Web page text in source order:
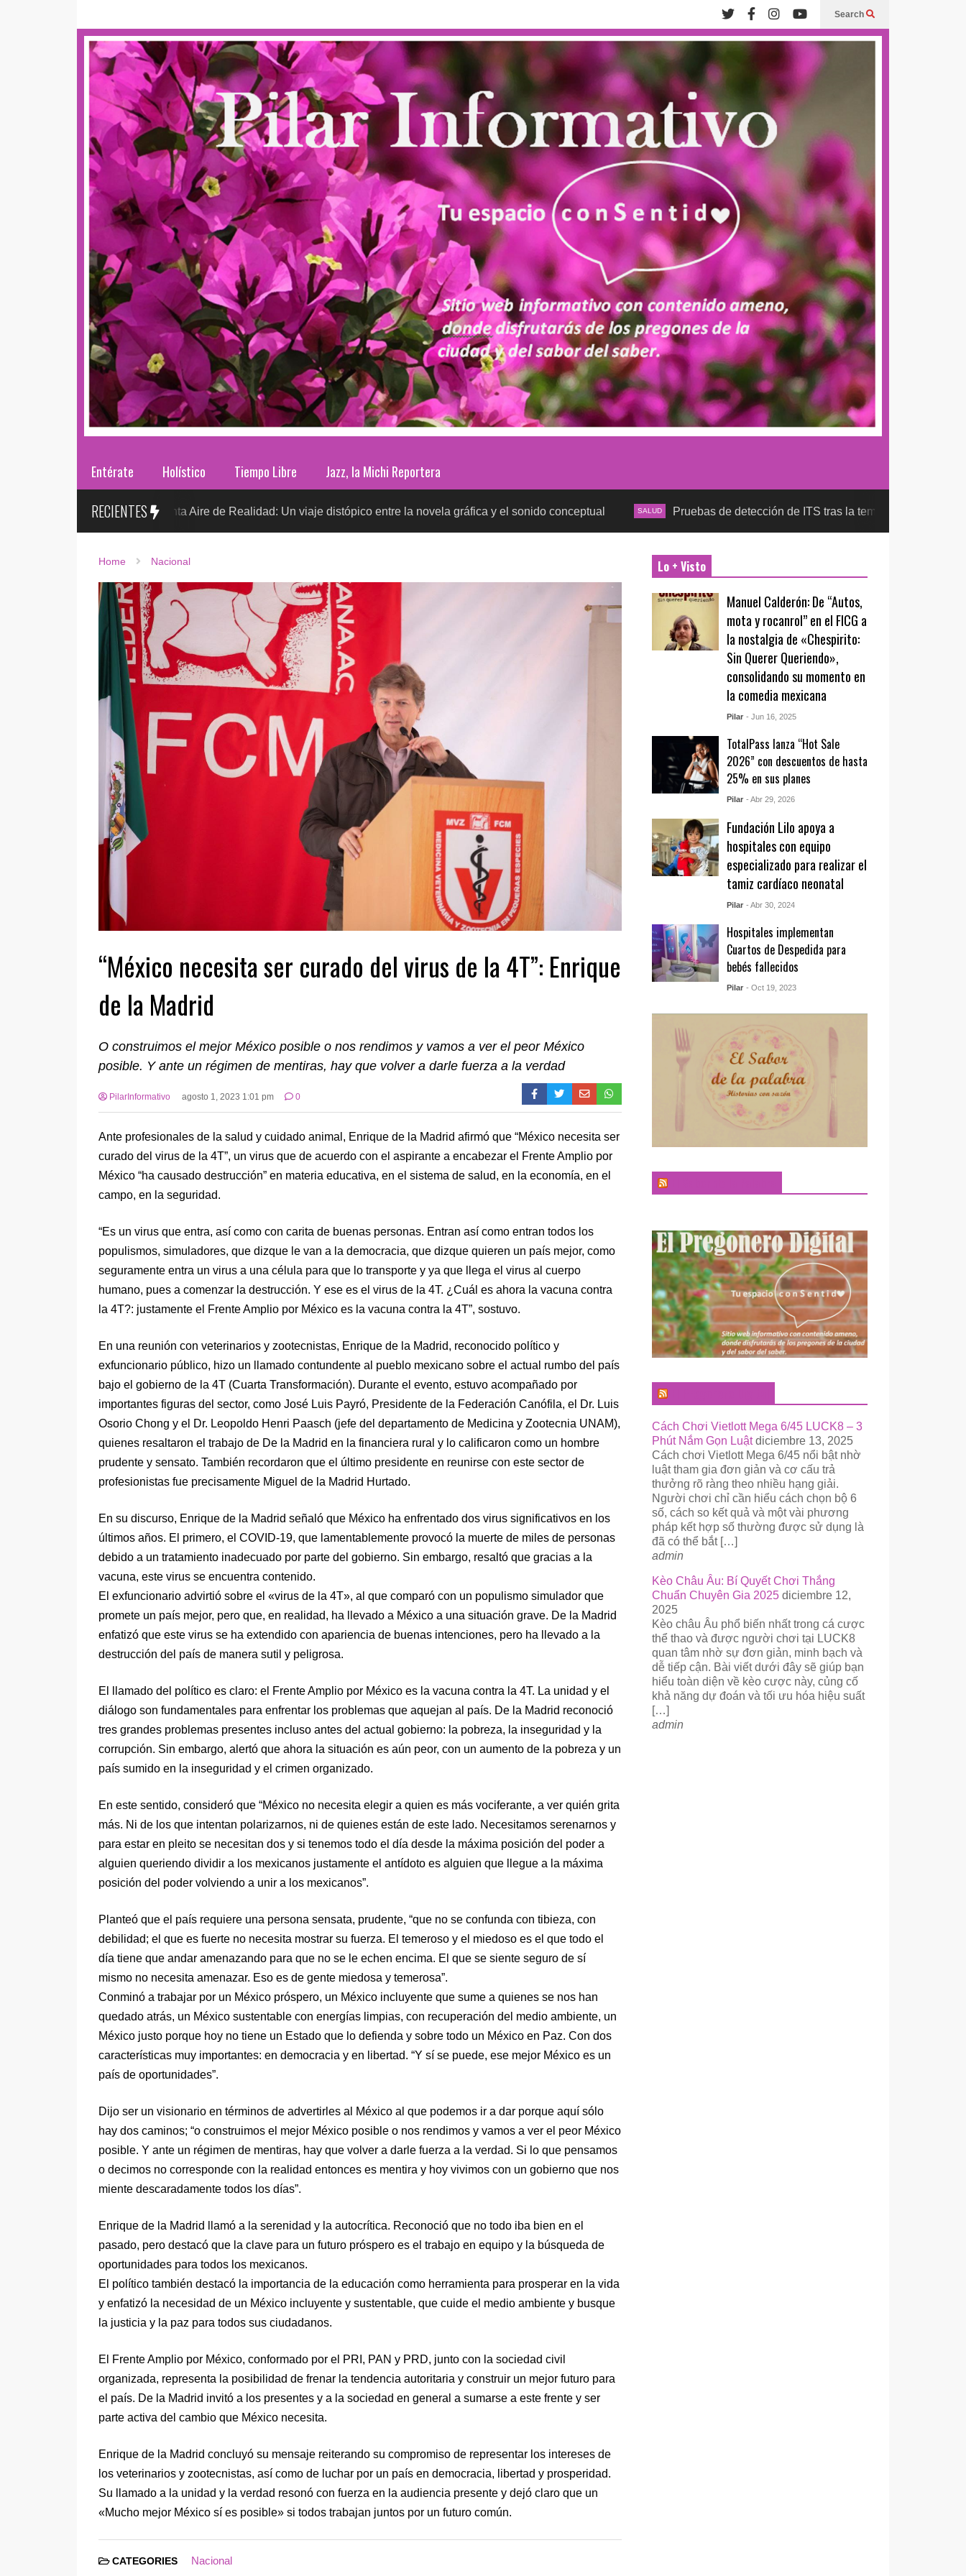
Search
Entérate Holístico Tiempo Libre Jazz, la Michi Reportera
RECIENTES
González presenta Aire de Realidad: Un viaje distópico entre la novela gráfica y el sonido conceptual SALUD Pruebas de detección de ITS tras la temporada futbolera, aseguran la
Home Nacional
“México necesita ser curado del virus de la 4T”: Enrique
de la Madrid
O construimos el mejor México posible o nos rendimos y vamos a ver el peor México
posible. Y ante un régimen de mentiras, hay que volver a darle fuerza a la verdad
PilarInformativo agosto 1, 2023 1:01 pm 0
Ante profesionales de la salud y cuidado animal, Enrique de la Madrid afirmó que “México necesita ser
curado del virus de la 4T”, un virus que de acuerdo con el aspirante a encabezar el Frente Amplio por
México “ha causado destrucción” en materia educativa, en el sistema de salud, en la economía, en el
campo, en la seguridad.
“Es un virus que entra, así como con carita de buenas personas. Entran así como entran todos los
populismos, simuladores, que dizque le van a la democracia, que dizque quieren un país mejor, como
seguramente entra un virus a una célula para que lo transporte y ya que llega el virus al cuerpo
humano, pues a comenzar la destrucción. Y ese es el virus de la 4T. ¿Cuál es ahora la vacuna contra
la 4T?: justamente el Frente Amplio por México es la vacuna contra la 4T”, sostuvo.
En una reunión con veterinarios y zootecnistas, Enrique de la Madrid, reconocido político y
exfuncionario público, hizo un llamado contundente al pueblo mexicano sobre el actual rumbo del país
bajo el gobierno de la 4T (Cuarta Transformación). Durante el evento, estuvo acompañado por
importantes figuras del sector, como José Luis Payró, Presidente de la Federación Canófila, el Dr. Luis
Osorio Chong y el Dr. Leopoldo Henri Paasch (jefe del departamento de Medicina y Zootecnia UNAM),
quienes resaltaron el trabajo de De la Madrid en la financiera rural y lo calificaron como un hombre
prudente y sensato. También recordaron que el último presidente en reunirse con este sector de
profesionistas fue precisamente Miguel de la Madrid Hurtado.
En su discurso, Enrique de la Madrid señaló que México ha enfrentado dos virus significativos en los
últimos años. El primero, el COVID-19, que lamentablemente provocó la muerte de miles de personas
debido a un tratamiento inadecuado por parte del gobierno. Sin embargo, resaltó que gracias a la
vacuna, este virus se encuentra contenido.
El exfuncionario advirtió sobre el «virus de la 4T», al que comparó con un populismo simulador que
promete un país mejor, pero que, en realidad, ha llevado a México a una situación grave. De la Madrid
enfatizó que este virus se ha extendido con apariencia de buenas intenciones, pero ha llevado a la
destrucción del país de manera sutil y peligrosa.
El llamado del político es claro: el Frente Amplio por México es la vacuna contra la 4T. La unidad y el
diálogo son fundamentales para enfrentar los problemas que aquejan al país. De la Madrid reconoció
tres grandes problemas presentes incluso antes del actual gobierno: la pobreza, la inseguridad y la
corrupción. Sin embargo, alertó que ahora la situación es aún peor, con un aumento de la pobreza y un
país sumido en la inseguridad y el crimen organizado.
En este sentido, consideró que “México no necesita elegir a quien es más vociferante, a ver quién grita
más. Ni de los que intentan polarizarnos, ni de quienes están de este lado. Necesitamos serenarnos y
para estar en pleito se necesitan dos y si tenemos todo el día desde la máxima posición del poder a
alguien queriendo dividir a los mexicanos justamente el antídoto es alguien que llegue a la máxima
posición del poder volviendo a unir a los mexicanos”.
Planteó que el país requiere una persona sensata, prudente, “que no se confunda con tibieza, con
debilidad; el que es fuerte no necesita mostrar su fuerza. El temeroso y el miedoso es el que todo el
día tiene que andar amenazando para que no se le echen encima. El que se siente seguro de sí
mismo no necesita amenazar. Eso es de gente miedosa y temerosa”.
Conminó a trabajar por un México próspero, un México incluyente que sume a quienes se nos han
quedado atrás, un México sustentable con energías limpias, con recuperación del medio ambiente, un
México justo porque hoy no tiene un Estado que lo defienda y sobre todo un México en Paz. Con dos
características muy importantes: en democracia y en libertad. “Y sí se puede, ese mejor México es un
país de oportunidades”.
Dijo ser un visionario en términos de advertirles al México al que podemos ir a dar porque aquí sólo
hay dos caminos; “o construimos el mejor México posible o nos rendimos y vamos a ver el peor México
posible. Y ante un régimen de mentiras, hay que volver a darle fuerza a la verdad. Si lo que pensamos
o decimos no corresponde con la realidad entonces es mentira y hoy vivimos con un gobierno que nos
miente descaradamente todos los días”.
Enrique de la Madrid llamó a la serenidad y la autocrítica. Reconoció que no todo iba bien en el
pasado, pero destacó que la clave para un futuro próspero es el trabajo en equipo y la búsqueda de
oportunidades para todos los mexicanos.
El político también destacó la importancia de la educación como herramienta para prosperar en la vida
y enfatizó la necesidad de un México incluyente y sustentable, que cuide el medio ambiente y busque
la justicia y la paz para todos sus ciudadanos.
El Frente Amplio por México, conformado por el PRI, PAN y PRD, junto con la sociedad civil
organizada, representa la posibilidad de frenar la tendencia autoritaria y construir un mejor futuro para
el país. De la Madrid invitó a los presentes y a la sociedad en general a sumarse a este frente y ser
parte activa del cambio que México necesita.
Enrique de la Madrid concluyó su mensaje reiterando su compromiso de representar los intereses de
los veterinarios y zootecnistas, así como de luchar por un país en democracia, libertad y prosperidad.
Su llamado a la unidad y la verdad resonó con fuerza en la audiencia presente y dejó claro que un
«Mucho mejor México sí es posible» si todos trabajan juntos por un futuro común.
CATEGORIES Nacional
Lo + Visto
Manuel Calderón: De “Autos,
mota y rocanrol” en el FICG a
la nostalgia de «Chespirito:
Sin Querer Queriendo»,
consolidando su momento en
la comedia mexicana
Pilar - Jun 16, 2025
TotalPass lanza “Hot Sale
2026” con descuentos de hasta
25% en sus planes
Pilar - Abr 29, 2026
Fundación Lilo apoya a
hospitales con equipo
especializado para realizar el
tamiz cardíaco neonatal
Pilar - Abr 30, 2024
Hospitales implementan
Cuartos de Despedida para
bebés fallecidos
Pilar - Oct 19, 2023
Cách Chơi Vietlott Mega 6/45 LUCK8 – 3
Phút Nắm Gọn Luật diciembre 13, 2025
Cách chơi Vietlott Mega 6/45 nổi bật nhờ
luật tham gia đơn giản và cơ cấu trả
thưởng rõ ràng theo nhiều hạng giải.
Người chơi chỉ cần hiểu cách chọn bộ 6
số, cách so kết quả và một vài phương
pháp kết hợp số thường được sử dụng là
đã có thể bắt […]
admin
Kèo Châu Âu: Bí Quyết Chơi Thắng
Chuẩn Chuyên Gia 2025 diciembre 12,
2025
Kèo châu Âu phổ biến nhất trong cá cược
thể thao và được người chơi tại LUCK8
quan tâm nhờ sự đơn giản, minh bạch và
dễ tiếp cận. Bài viết dưới đây sẽ giúp bạn
hiểu toàn diện về kèo cược này, củng cố
khả năng dự đoán và tối ưu hóa hiệu suất
[…]
admin